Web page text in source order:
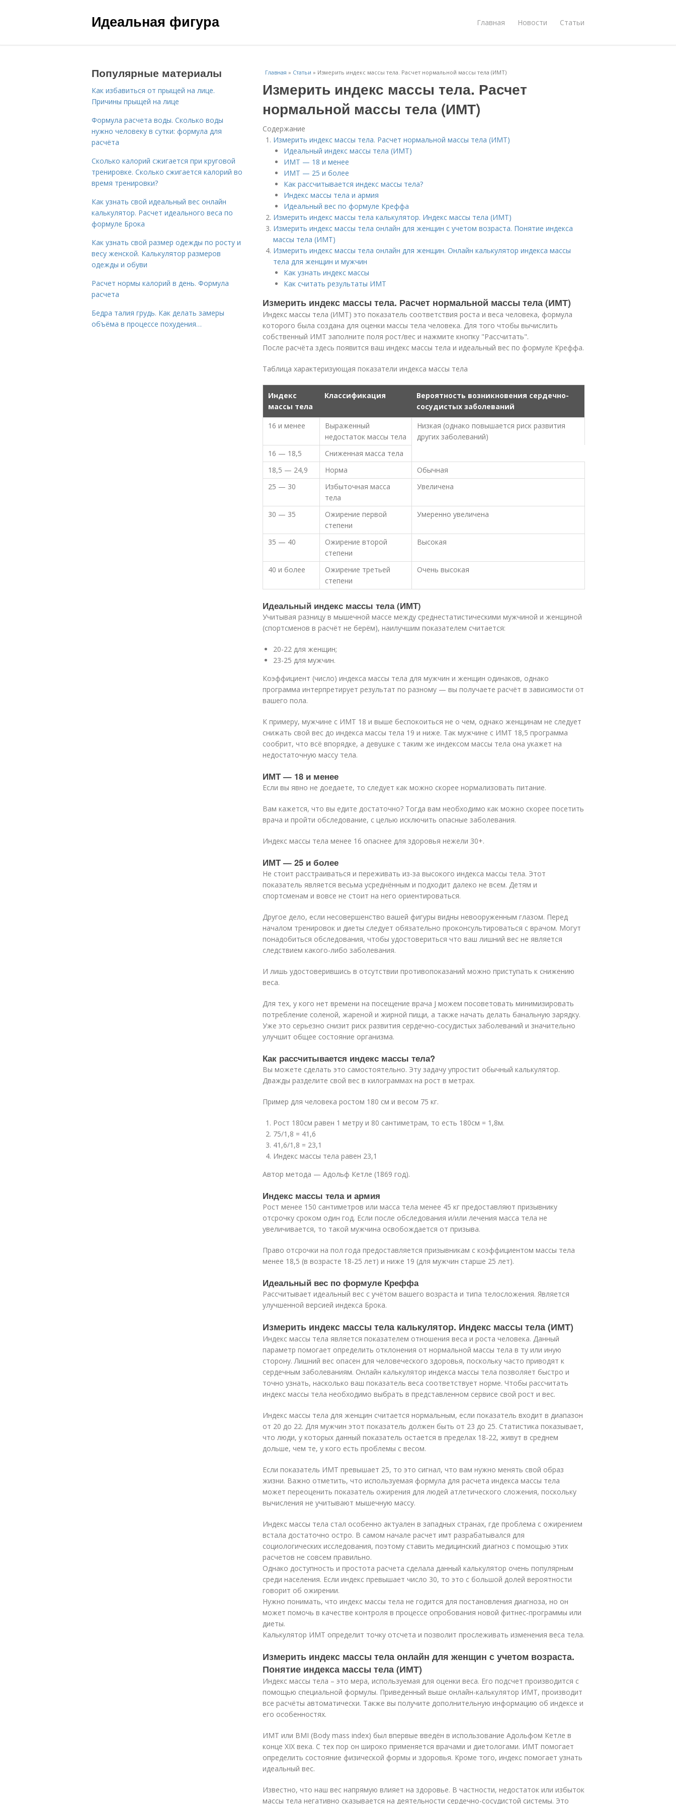
Идеальная фигура Главная Новости Статьи
Главная » Статьи » Измерить индекс массы тела. Расчет нормальной массы тела (ИМТ)
Измерить индекс массы тела. Расчет
нормальной массы тела (ИМТ)
Содержание
Измерить индекс массы тела. Расчет нормальной массы тела (ИМТ)
Идеальный индекс массы тела (ИМТ)
ИМТ — 18 и менее
ИМТ — 25 и более
Как рассчитывается индекс массы тела?
Индекс массы тела и армия
Идеальный вес по формуле Креффа
Измерить индекс массы тела калькулятор. Индекс массы тела (ИМТ)
Измерить индекс массы тела онлайн для женщин с учетом возраста. Понятие индекса
массы тела (ИМТ)
Измерить индекс массы тела онлайн для женщин. Онлайн калькулятор индекса массы
тела для женщин и мужчин
Как узнать индекс массы
Как считать результаты ИМТ
Измерить индекс массы тела. Расчет нормальной массы тела (ИМТ)
Индекс массы тела (ИМТ) это показатель соответствия роста и веса человека, формула
которого была создана для оценки массы тела человека. Для того чтобы вычислить
собственный ИМТ заполните поля рост/вес и нажмите кнопку "Рассчитать".
После расчёта здесь появится ваш индекс массы тела и идеальный вес по формуле Креффа.
Таблица характеризующая показатели индекса массы тела
Индекс
массы тела
Классификация
Вероятность возникновения сердечно-
сосудистых заболеваний
16 и менее
Выраженный
недостаток массы тела
Низкая (однако повышается риск развития
других заболеваний)
16 — 18,5
Сниженная масса тела
18,5 — 24,9
Норма
Обычная
25 — 30
Избыточная масса
тела
Увеличена
30 — 35
Ожирение первой
степени
Умеренно увеличена
35 — 40
Ожирение второй
степени
Высокая
40 и более
Ожирение третьей
степени
Очень высокая
Идеальный индекс массы тела (ИМТ)
Учитывая разницу в мышечной массе между среднестатистическими мужчиной и женщиной
(спортсменов в расчёт не берём), наилучшим показателем считается:
20-22 для женщин;
23-25 для мужчин.
Коэффициент (число) индекса массы тела для мужчин и женщин одинаков, однако
программа интерпретирует результат по разному — вы получаете расчёт в зависимости от
вашего пола.
К примеру, мужчине с ИМТ 18 и выше беспокоиться не о чем, однако женщинам не следует
снижать свой вес до индекса массы тела 19 и ниже. Так мужчине с ИМТ 18,5 программа
сообрит, что всё впорядке, а девушке с таким же индексом массы тела она укажет на
недостаточную массу тела.
ИМТ — 18 и менее
Если вы явно не доедаете, то следует как можно скорее нормализовать питание.
Вам кажется, что вы едите достаточно? Тогда вам необходимо как можно скорее посетить
врача и пройти обследование, с целью исключить опасные заболевания.
Индекс массы тела менее 16 опаснее для здоровья нежели 30+.
ИМТ — 25 и более
Не стоит расстраиваться и переживать из-за высокого индекса массы тела. Этот
показатель является весьма усреднённым и подходит далеко не всем. Детям и
спортсменам и вовсе не стоит на него ориентироваться.
Другое дело, если несовершенство вашей фигуры видны невооруженным глазом. Перед
началом тренировок и диеты следует обязательно проконсультироваться с врачом. Могут
понадобиться обследования, чтобы удостовериться что ваш лишний вес не является
следствием какого-либо заболевания.
И лишь удостоверившись в отсутствии противопоказаний можно приступать к снижению
веса.
Для тех, у кого нет времени на посещение врача J можем посоветовать минимизировать
потребление соленой, жареной и жирной пищи, а также начать делать банальную зарядку.
Уже это серьезно снизит риск развития сердечно-сосудистых заболеваний и значительно
улучшит общее состояние организма.
Как рассчитывается индекс массы тела?
Вы можете сделать это самостоятельно. Эту задачу упростит обычный калькулятор.
Дважды разделите свой вес в килограммах на рост в метрах.
Пример для человека ростом 180 см и весом 75 кг.
Рост 180см равен 1 метру и 80 сантиметрам, то есть 180см = 1,8м.
75/1,8 = 41,6
41,6/1,8 = 23,1
Индекс массы тела равен 23,1
Автор метода — Адольф Кетле (1869 год).
Индекс массы тела и армия
Рост менее 150 сантиметров или масса тела менее 45 кг предоставляют призывнику
отсрочку сроком один год. Если после обследования и/или лечения масса тела не
увеличивается, то такой мужчина освобождается от призыва.
Право отсрочки на пол года предоставляется призывникам с коэффициентом массы тела
менее 18,5 (в возрасте 18-25 лет) и ниже 19 (для мужчин старше 25 лет).
Идеальный вес по формуле Креффа
Рассчитывает идеальный вес с учётом вашего возраста и типа телосложения. Является
улучшенной версией индекса Брока.
Измерить индекс массы тела калькулятор. Индекс массы тела (ИМТ)
Индекс массы тела является показателем отношения веса и роста человека. Данный
параметр помогает определить отклонения от нормальной массы тела в ту или иную
сторону. Лишний вес опасен для человеческого здоровья, поскольку часто приводят к
сердечным заболеваниям. Онлайн калькулятор индекса массы тела позволяет быстро и
точно узнать, насколько ваш показатель веса соответствует норме. Чтобы рассчитать
индекс массы тела необходимо выбрать в представленном сервисе свой рост и вес.
Индекс массы тела для женщин считается нормальным, если показатель входит в диапазон
от 20 до 22. Для мужчин этот показатель должен быть от 23 до 25. Статистика показывает,
что люди, у которых данный показатель остается в пределах 18-22, живут в среднем
дольше, чем те, у кого есть проблемы с весом.
Если показатель ИМТ превышает 25, то это сигнал, что вам нужно менять свой образ
жизни. Важно отметить, что используемая формула для расчета индекса массы тела
может переоценить показатель ожирения для людей атлетического сложения, поскольку
вычисления не учитывают мышечную массу.
Индекс массы тела стал особенно актуален в западных странах, где проблема с ожирением
встала достаточно остро. В самом начале расчет имт разрабатывался для
социологических исследования, поэтому ставить медицинский диагноз с помощью этих
расчетов не совсем правильно.
Однако доступность и простота расчета сделала данный калькулятор очень популярным
среди населения. Если индекс превышает число 30, то это с большой долей вероятности
говорит об ожирении.
Нужно понимать, что индекс массы тела не годится для постановления диагноза, но он
может помочь в качестве контроля в процессе опробования новой фитнес-программы или
диеты.
Калькулятор ИМТ определит точку отсчета и позволит прослеживать изменения веса тела.
Измерить индекс массы тела онлайн для женщин с учетом возраста.
Понятие индекса массы тела (ИМТ)
Индекс массы тела – это мера, используемая для оценки веса. Его подсчет производится с
помощью специальной формулы. Приведенный выше онлайн-калькулятор ИМТ, производит
все расчёты автоматически. Также вы получите дополнительную информацию об индексе и
его особенностях.
ИМТ или BMI (Body mass index) был впервые введён в использование Адольфом Кетле в
конце XIX века. С тех пор он широко применяется врачами и диетологами. ИМТ помогает
определить состояние физической формы и здоровья. Кроме того, индекс помогает узнать
идеальный вес.
Известно, что наш вес напрямую влияет на здоровье. В частности, недостаток или избыток
массы тела негативно сказывается на деятельности сердечно-сосудистой системы. Это
Популярные материалы
Как избавиться от прыщей на лице.
Причины прыщей на лице
Формула расчета воды. Сколько воды
нужно человеку в сутки: формула для
расчёта
Сколько калорий сжигается при круговой
тренировке. Сколько сжигается калорий во
время тренировки?
Как узнать свой идеальный вес онлайн
калькулятор. Расчет идеального веса по
формуле Брока
Как узнать свой размер одежды по росту и
весу женской. Калькулятор размеров
одежды и обуви
Расчет нормы калорий в день. Формула
расчета
Бедра талия грудь. Как делать замеры
объёма в процессе похудения…